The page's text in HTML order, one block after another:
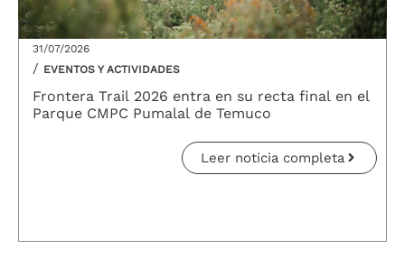
31/07/2026
/ EVENTOS Y ACTIVIDADES
Frontera Trail 2026 entra en su recta final en el
Parque CMPC Pumalal de Temuco
Leer noticia completa